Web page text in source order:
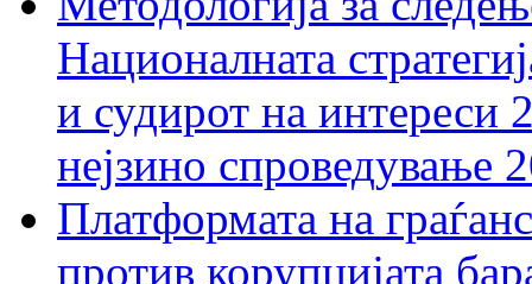
Националната
и судирот на интереси
нејзино спроведување
Платформата на
против корупцијата